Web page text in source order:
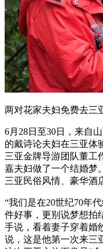
两对花家夫妇免费去三
6月28日至30日，来自
的戴诗论夫妇在三亚体
三亚金牌导游团队董工
嘉夫妇做了一个结婚梦
三亚民俗风情、豪华酒
“我们是在20世纪70年
件好事，更别说梦想拍
手说，看着妻子穿着婚
说，这是他第一次来三